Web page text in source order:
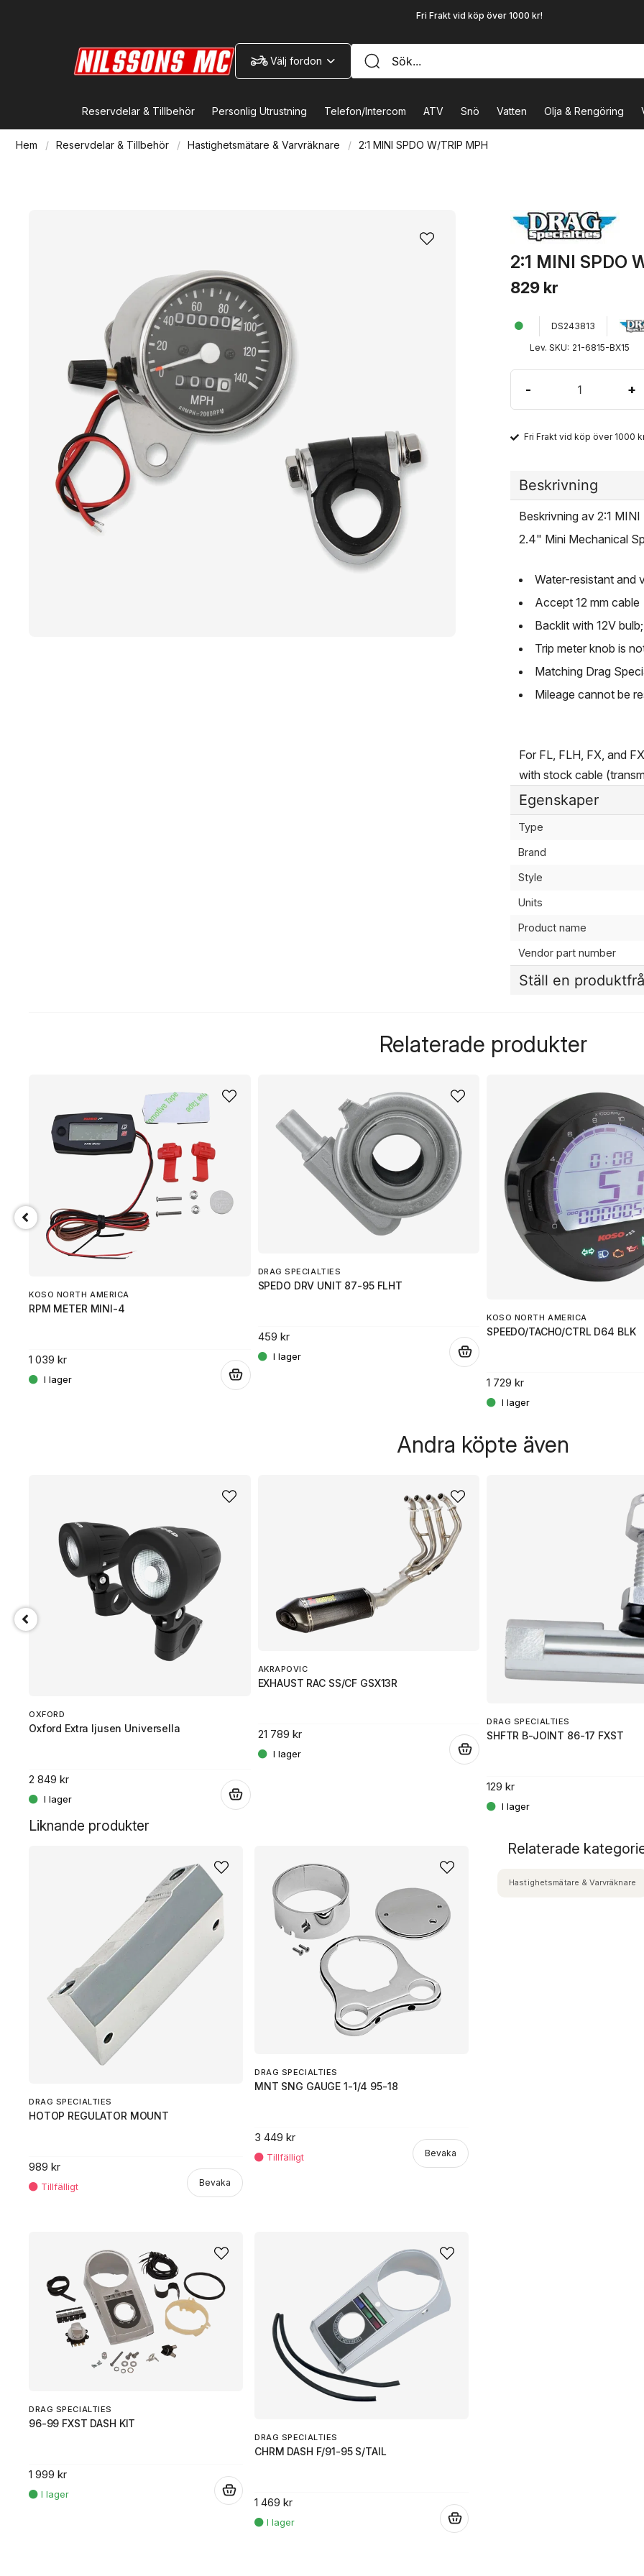
Fri Frakt vid köp över 1000 kr!
Välj fordon
Reservdelar & Tillbehör Personlig Utrustning Telefon/Intercom ATV Snö Vatten Olja & Rengöring
Hem Reservdelar & Tillbehör Hastighetsmätare & Varvräknare 2:1 MINI SPDO W/TRIP MPH
2:1 MINI SPDO
829 kr
DS243813
Lev. SKU: 21-6815-BX15
- +
Fri Frakt vid köp över 1000
Beskrivning
Beskrivning av 2:1
2.4" Mini Mechanical
Water-resistant and
Accept 12 mm cable
Backlit with 12V
Trip meter knob is
Matching Drag
Mileage cannot be
For FL, FLH, FX, and
with stock cable
Egenskaper
Type
Brand
Style
Units
Product name
Vendor part number
Ställ en
Ja, ni får publicera
Relaterade produkter
KOSO NORTH AMERICA
RPM METER MINI-4
1 039 kr
DRAG SPECIALTIES
SPEDO DRV UNIT 87-95 FLHT
459 kr
KOSO NORTH AMERICA
SPEEDO/TACHO/CTRL D64 BLK
1 729 kr
Andra köpte även
OXFORD
Oxford Extra ljusen Universella
2 849 kr
AKRAPOVIC
EXHAUST RAC SS/CF GSX13R
21 789 kr
DRAG SPECIALTIES
SHFTR B-JOINT 86-17 FXST
129 kr
Liknande produkter
DRAG SPECIALTIES
HOTOP REGULATOR MOUNT
989 kr
Bevaka
DRAG SPECIALTIES
MNT SNG GAUGE 1-1/4 95-18
3 449 kr
Bevaka
DRAG SPECIALTIES
96-99 FXST DASH KIT
1 999 kr
DRAG SPECIALTIES
CHRM DASH F/91-95 S/TAIL
1 469 kr
Relaterade
Hastighetsmätare & Varvräknare